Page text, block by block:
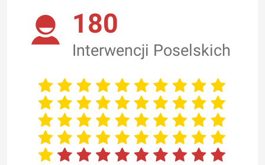
180
Interwencji Poselskich